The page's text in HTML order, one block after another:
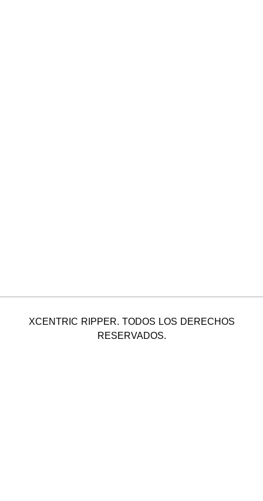
XCENTRIC RIPPER. TODOS LOS DERECHOS
RESERVADOS.